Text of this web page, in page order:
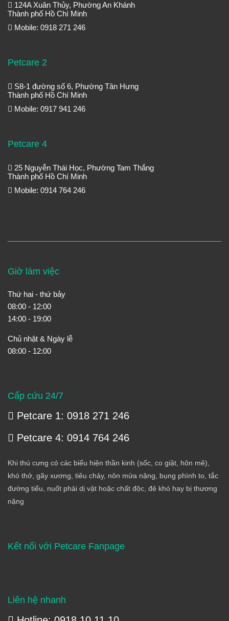
124A Xuân Thủy, Phường An Khánh
Thành phố Hồ Chí Minh
Mobile: 0918 271 246
Petcare 2
S8-1 đường số 6, Phường Tân Hưng
Thành phố Hồ Chí Minh
Mobile: 0917 941 246
Petcare 4
25 Nguyễn Thái Học, Phường Tam Thắng
Thành phố Hồ Chí Minh
Mobile: 0914 764 246
Giờ làm việc
Thứ hai - thứ bảy
08:00 - 12:00
14:00 - 19:00
Chủ nhật & Ngày lễ
08:00 - 12:00
Cấp cứu 24/7
Petcare 1: 0918 271 246
Petcare 4: 0914 764 246
Khi thú cưng có các biểu hiện thần kinh (sốc, co giật, hôn mê),
khó thở, gãy xương, tiêu chảy, nôn mửa nặng, bụng phình to, tắc
đường tiểu, nuốt phải dị vật hoặc chất độc, đẻ khó hay bị thương
nặng
Kết nối với Petcare Fanpage
Liên hệ nhanh